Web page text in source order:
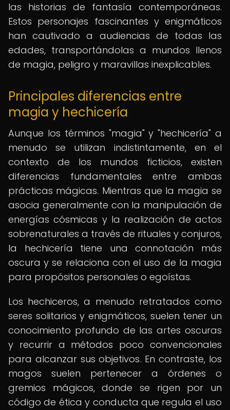
las historias de fantasía contemporáneas.
Estos personajes fascinantes y enigmáticos
han cautivado a audiencias de todas las
edades, transportándolas a mundos llenos
de magia, peligro y maravillas inexplicables.
Principales diferencias entre
magia y hechicería
Aunque los términos "magia" y "hechicería" a
menudo se utilizan indistintamente, en el
contexto de los mundos ficticios, existen
diferencias fundamentales entre ambas
prácticas mágicas. Mientras que la magia se
asocia generalmente con la manipulación de
energías cósmicas y la realización de actos
sobrenaturales a través de rituales y conjuros,
la hechicería tiene una connotación más
oscura y se relaciona con el uso de la magia
para propósitos personales o egoístas.
Los hechiceros, a menudo retratados como
seres solitarios y enigmáticos, suelen tener un
conocimiento profundo de las artes oscuras
y recurrir a métodos poco convencionales
para alcanzar sus objetivos. En contraste, los
magos suelen pertenecer a órdenes o
gremios mágicos, donde se rigen por un
código de ética y conducta que regula el uso